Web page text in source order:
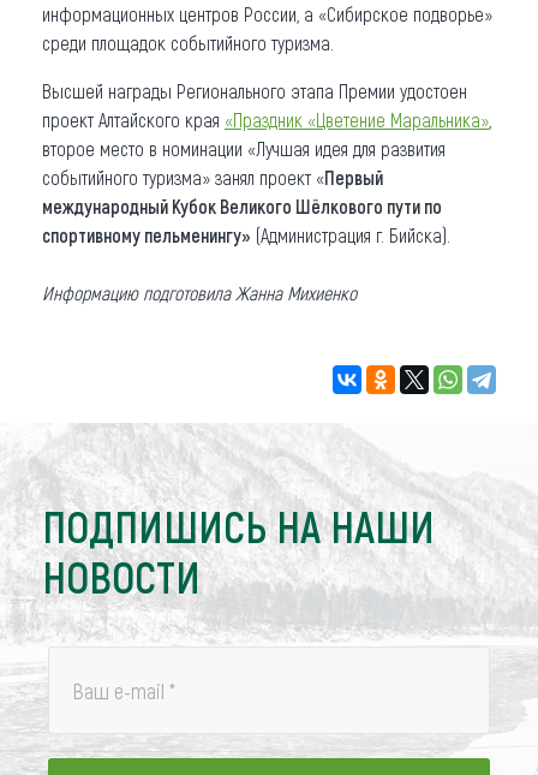
информационных центров России, а «Сибирское подворье»
среди площадок событийного туризма.
Высшей награды Регионального этапа Премии удостоен
проект Алтайского края «Праздник «Цветение Маральника»
второе место в номинации «Лучшая идея для развития
событийного туризма» занял проект «Первый
международный Кубок Великого Шёлкового пути по
спортивному пельменингу» (Администрация г. Бийска).
Информацию подготовила Жанна Михиенко
ПОДПИШИСЬ НА НАШИ
НОВОСТИ
Ваш e-mail *